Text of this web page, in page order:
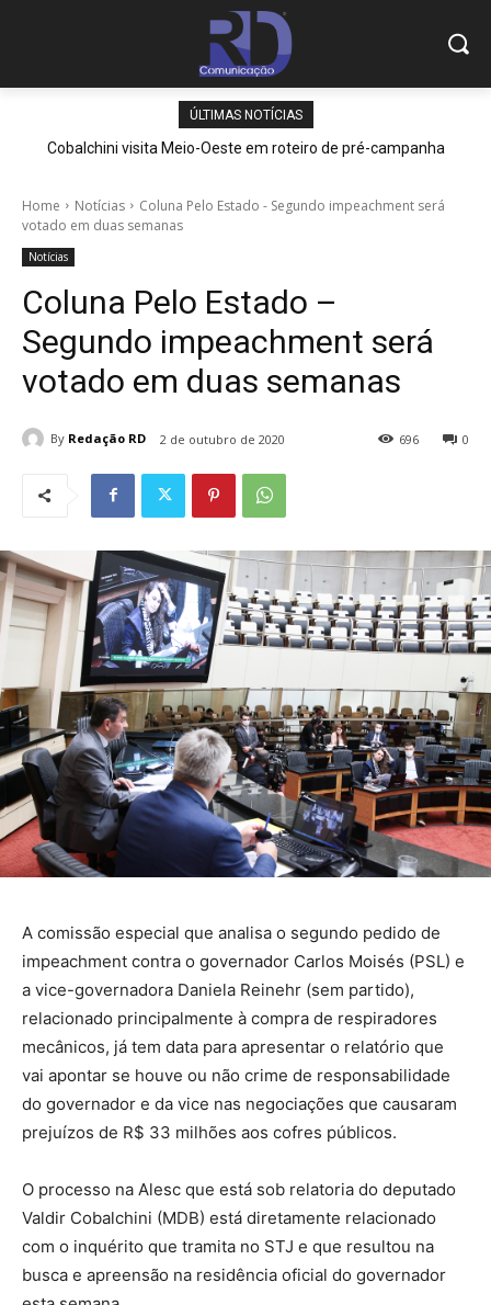
ÚLTIMAS NOTÍCIAS
Cobalchini visita Meio-Oeste em roteiro de pré-campanha
Home Notícias
Coluna Pelo Estado - Segundo impeachment será
votado em duas semanas
Notícias
Coluna Pelo Estado –
Segundo impeachment será
votado em duas semanas
By Redação RD 2 de outubro de 2020 0
696
A comissão especial que analisa o segundo pedido de
impeachment contra o governador Carlos Moisés (PSL) e
a vice-governadora Daniela Reinehr (sem partido),
relacionado principalmente à compra de respiradores
mecânicos, já tem data para apresentar o relatório que
vai apontar se houve ou não crime de responsabilidade
do governador e da vice nas negociações que causaram
prejuízos de R$ 33 milhões aos cofres públicos.
O processo na Alesc que está sob relatoria do deputado
Valdir Cobalchini (MDB) está diretamente relacionado
com o inquérito que tramita no STJ e que resultou na
busca e apreensão na residência oficial do governador